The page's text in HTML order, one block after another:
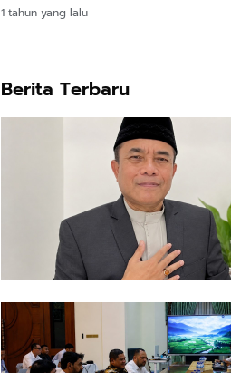
1 tahun yang lalu
Berita Terbaru